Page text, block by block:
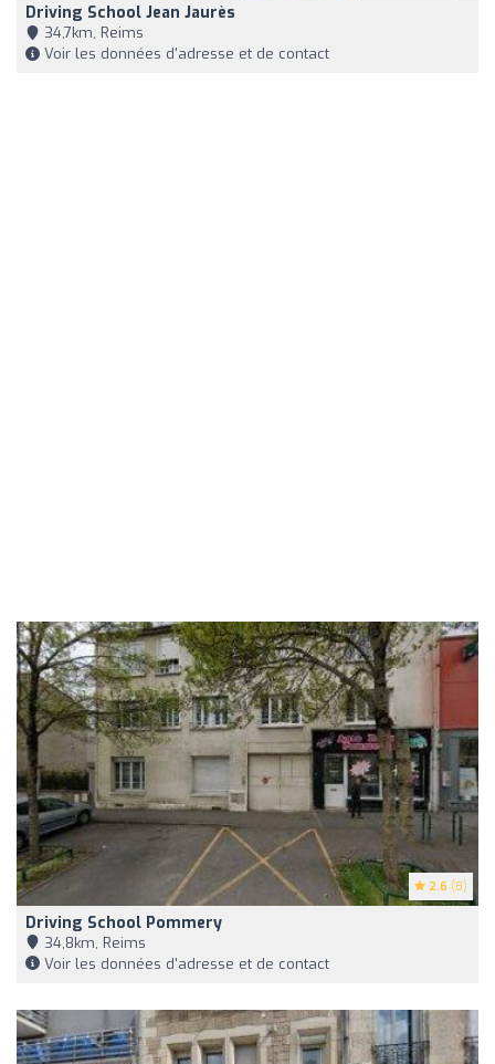
Driving School Jean Jaurès
34,7km, Reims
Voir les données d'adresse et de contact
2.6 (8)
Driving School Pommery
34,8km, Reims
Voir les données d'adresse et de contact